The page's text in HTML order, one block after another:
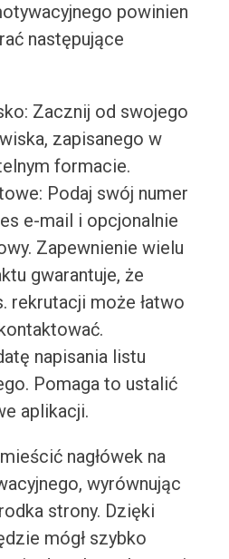
powinien
następujące
Zacznij od swojego
zapisanego w
formacie.
Podaj swój numer
e-mail i opcjonalnie
Zapewnienie wielu
gwarantuje, że
rekrutacji może łatwo
napisania listu
Pomaga to ustalić
aplikacji.
nagłówek na
wyrównując
strony. Dzięki
mógł szybko